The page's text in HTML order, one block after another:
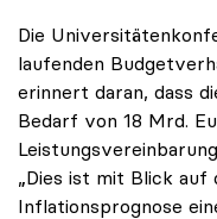
Die
laufenden
erinnert daran, dass
Bedarf von 18 Mrd.
„Dies ist mit Blick auf
Inflationsprognose